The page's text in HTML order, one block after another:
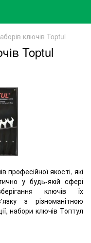
ключів Toptul
Toptul
якості, які
у будь-якій сфері
ключів їх
з різноманітною
набори ключів Топтул